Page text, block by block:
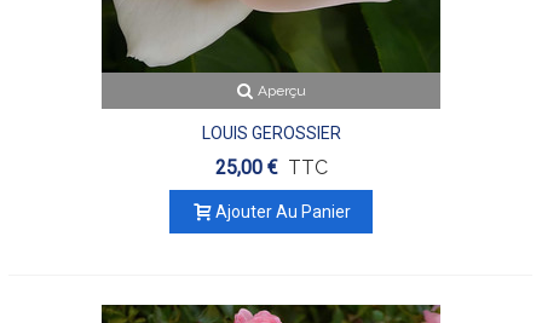
Aperçu
LOUIS GEROSSIER
25,00 € TTC
Ajouter Au Panier